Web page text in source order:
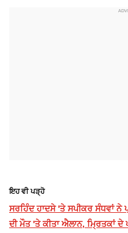
ਇਹ ਵੀ ਪੜ੍ਹੋ
ਸਰਹਿੰਦ ਹਾਦਸੇ 'ਤੇ ਸਪੀਕਰ ਸੰਧਵਾਂ
ਦੀ ਮੌਤ 'ਤੇ ਕੀਤਾ ਐਲਾਨ, ਮ੍ਰਿਤਕਾਂ ਦੇ